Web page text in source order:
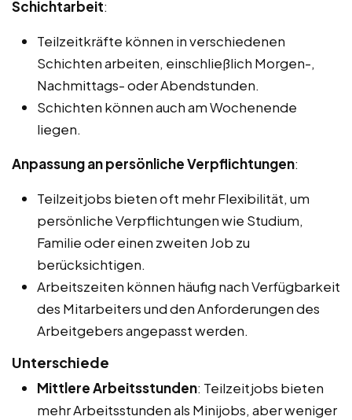
Schichtarbeit:
Teilzeitkräfte können in verschiedenen
Schichten arbeiten, einschließlich Morgen-,
Nachmittags- oder Abendstunden.
Schichten können auch am Wochenende
liegen.
Anpassung an persönliche Verpflichtungen:
Teilzeitjobs bieten oft mehr Flexibilität, um
persönliche Verpflichtungen wie Studium,
Familie oder einen zweiten Job zu
berücksichtigen.
Arbeitszeiten können häufig nach Verfügbarkeit
des Mitarbeiters und den Anforderungen des
Arbeitgebers angepasst werden.
Unterschiede
Mittlere Arbeitsstunden: Teilzeitjobs bieten
mehr Arbeitsstunden als Minijobs, aber weniger